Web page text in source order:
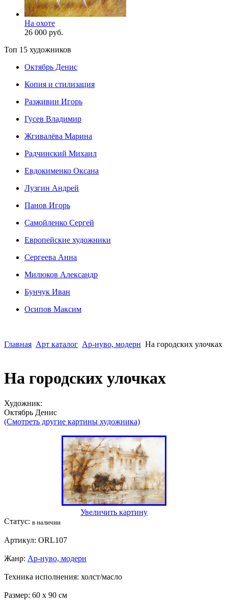
На охоте
26 000 руб.
Топ 15 художников
Октябрь Денис
Копия и стилизация
Разживин Игорь
Гусев Владимир
Жгивалёва Марина
Радчинский Михаил
Евдокименко Оксана
Лузгин Андрей
Панов Игорь
Сaмoйленко Сергей
Европейские художники
Сергеева Анна
Милюков Александр
Бунчук Иван
Осипoв Максим
Главная Арт каталог Ар-нуво, модерн На городских улочках
На городских улочках
Художник:
Октябрь Денис
(Смотреть другие картины художника)
Увеличить картину
Статус: в наличии
Артикул: ORL107
Жанр: Ар-нуво, модерн
Техника исполнения: холст/масло
Размер: 60 x 90 см